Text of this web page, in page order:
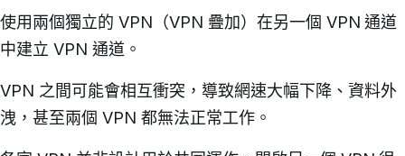
使用兩個獨立的 VPN（VPN 疊加）在另一個 VPN 通道
中建立 VPN 通道。
VPN 之間可能會相互衝突，導致網速大幅下降、資料外
洩，甚至兩個 VPN 都無法正常工作。